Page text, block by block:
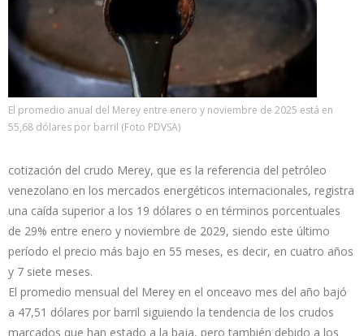
El promedio anual del Merey entre enero y noviembre de 2025 está en
55,68 dólares por barril (Foto PDVSA)
cotización del crudo Merey, que es la referencia del petróleo
venezolano en los mercados energéticos internacionales, registra
una caída superior a los 19 dólares o en términos porcentuales
de 29% entre enero y noviembre de 2029, siendo este último
período el precio más bajo en 55 meses, es decir, en cuatro años
y 7 siete meses.
El promedio mensual del Merey en el onceavo mes del año bajó
a 47,51 dólares por barril siguiendo la tendencia de los crudos
marcados que han estado a la baja, pero también debido a los